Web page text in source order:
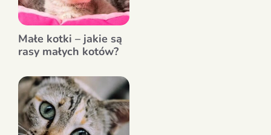
Małe kotki – jakie są
rasy małych kotów?